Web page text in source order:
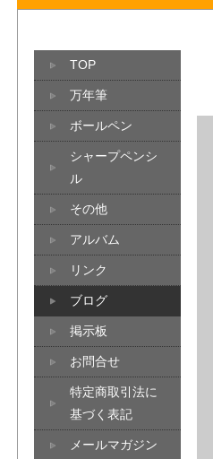
TOP
万年筆
ボールペン
シャープペンシ
ル
その他
アルバム
リンク
ブログ
掲示板
お問合せ
特定商取引法に
基づく表記
メールマガジン